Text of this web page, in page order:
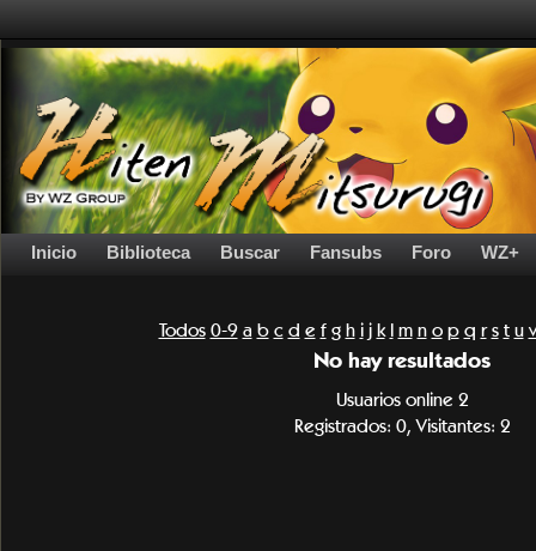
Inicio Biblioteca Buscar Fansubs Foro WZ+
Todos 0-9 a b c d e f g h i j k l m n o p q r s t u v
No hay resultados
Usuarios online 2
Registrados: 0, Visitantes: 2